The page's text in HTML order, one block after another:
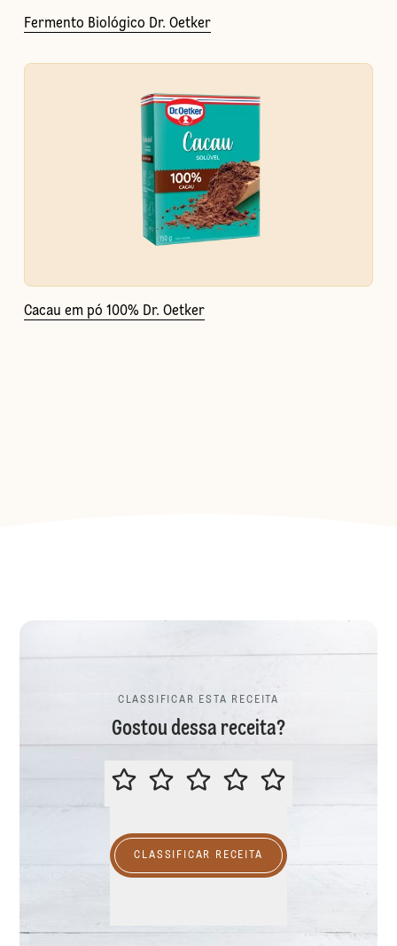
Fermento Biológico Dr. Oetker
Cacau em pó 100% Dr. Oetker
CLASSIFICAR ESTA RECEITA
Gostou dessa receita?
CLASSIFICAR ESTA RECEITA
CLASSIFICAR RECEITA